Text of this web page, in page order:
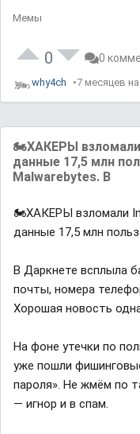
Мемы
0 0
why4ch 7 месяцев
🏍ХАКЕРЫ взломали
данные 17,5 млн
Malwarebytes. В
🏍ХАКЕРЫ взломали
данные 17,5 млн
В Даркнете всплыла
почты, номера
Хорошая новость
На фоне утечки по
уже пошли
пароля». Не жмём по
— игнор и в спам.